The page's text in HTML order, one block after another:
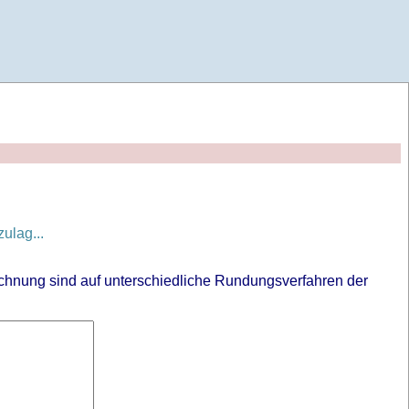
sind auf unterschiedliche Rundungsverfahren der